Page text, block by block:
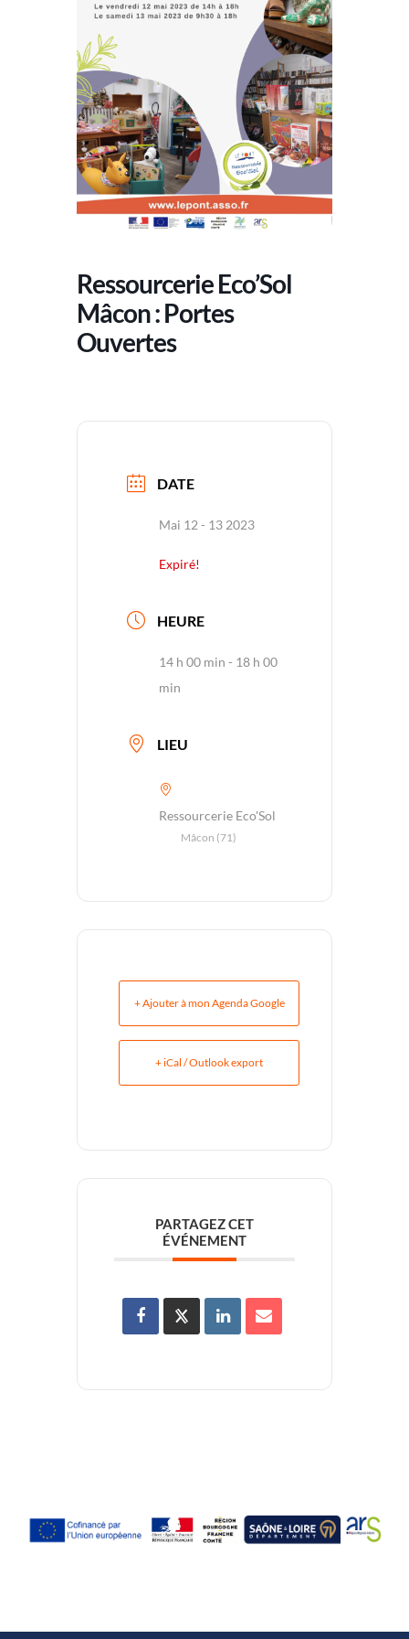
Ressourcerie Eco’Sol
Mâcon : Portes
Ouvertes
DATE
Mai 12 - 13 2023
Expiré!
HEURE
14 h 00 min - 18 h 00
min
LIEU
Ressourcerie Eco'Sol
Mâcon (71)
+ Ajouter à mon Agenda Google
+ iCal / Outlook export
PARTAGEZ CET
ÉVÉNEMENT